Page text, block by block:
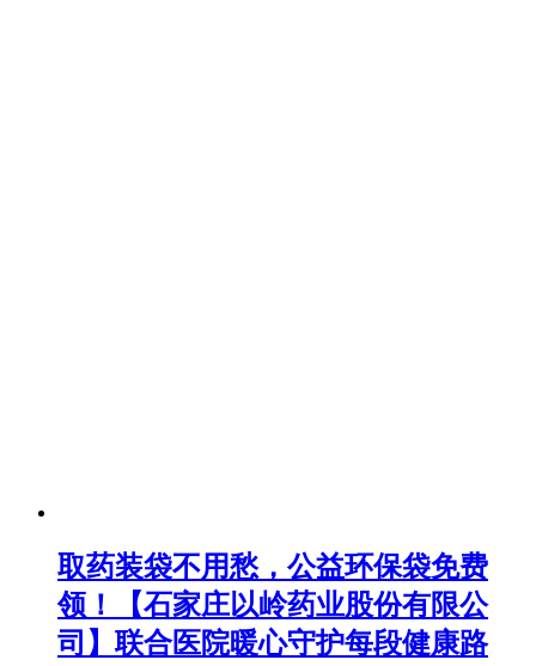
取药装袋不用愁，公益环保袋免费
领！【石家庄以岭药业股份有限公
司】联合医院暖心守护每段健康路